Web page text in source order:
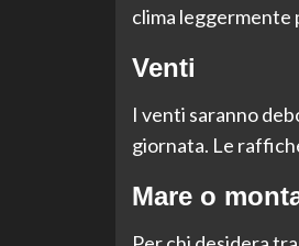
clima leggermente
Venti
I venti saranno
giornata. Le
Mare o